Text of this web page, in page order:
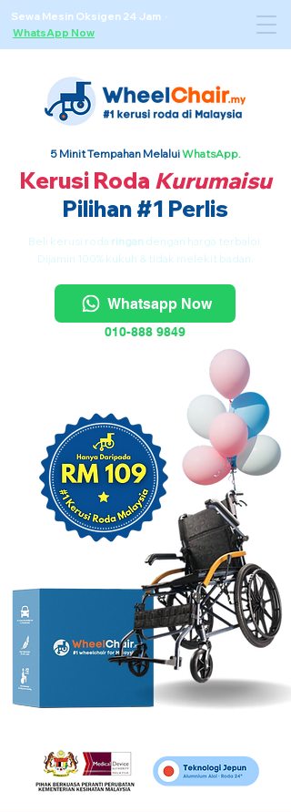
Sewa Mesin Oksigen 24 Jam ·
WhatsApp Now
5 Minit Tempahan MelaluiWhatsApp.
Kerusi Roda Kurumaisu
Pilihan #1 Perlis
Beli kerusi roda ringan dengan harga terbaloi.
Dijamin 100% kukuh & tidak melekit badan.
Whatsapp Now
010-888 9849